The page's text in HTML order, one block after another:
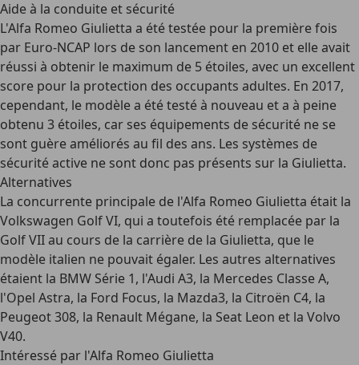
Aide à la conduite et sécurité
L'Alfa Romeo Giulietta a été testée pour la première fois
par Euro-NCAP lors de son lancement en 2010 et elle avait
réussi à obtenir le maximum de 5 étoiles, avec un excellent
score pour la protection des occupants adultes. En 2017,
cependant, le modèle a été testé à nouveau et a à peine
obtenu 3 étoiles, car ses équipements de sécurité ne se
sont guère améliorés au fil des ans. Les systèmes de
sécurité active ne sont donc pas présents sur la Giulietta.
Alternatives
La concurrente principale de l'Alfa Romeo Giulietta était la
Volkswagen Golf VI, qui a toutefois été remplacée par la
Golf VII au cours de la carrière de la Giulietta, que le
modèle italien ne pouvait égaler. Les autres alternatives
étaient la BMW Série 1, l'Audi A3, la Mercedes Classe A,
l'Opel Astra, la Ford Focus, la Mazda3, la Citroën C4, la
Peugeot 308, la Renault Mégane, la Seat Leon et la Volvo
V40.
Intéressé par l'Alfa Romeo Giulietta